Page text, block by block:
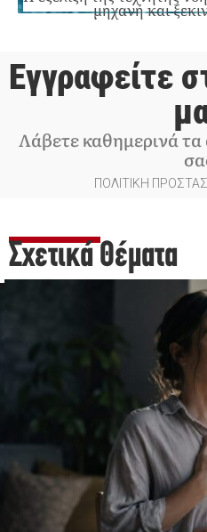
μηχανή και
Εγγραφείτε
Λάβετε καθημερινά
ΠΟΛΙΤΙΚΗ
Σχετικά Θέματα